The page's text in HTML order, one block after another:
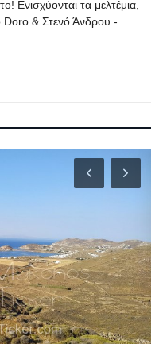
Ενισχύονται τα μελτέμια,
& Στενό Άνδρου -